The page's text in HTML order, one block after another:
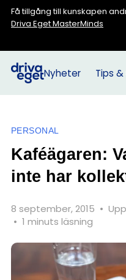
Få tillgång till kunskapen
Driva Eget MasterMinds
Nyheter Tips
PERSONAL
Kaféägaren:
inte har
8 september, 2015 •
• 1 minuts läsning